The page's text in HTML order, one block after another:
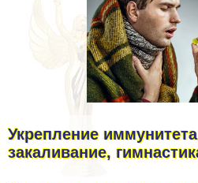
Укрепление
закаливание,